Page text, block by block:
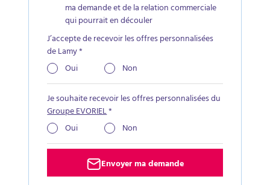
ma demande et de la relation commerciale
qui pourrait en découler
J’accepte de recevoir les offres personnalisées
de Lamy*
Oui
Non
Je souhaite recevoir les offres personnalisées du
Groupe EVORIEL*
Oui
Non
Envoyer ma demande